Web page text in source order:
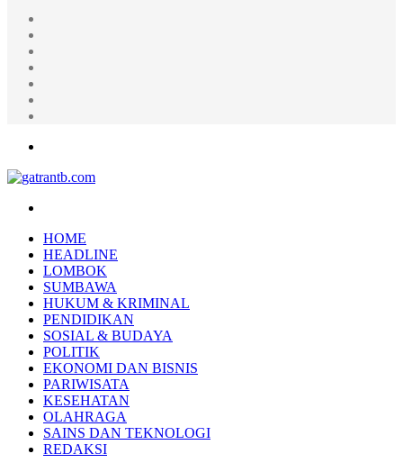
HOME
HEADLINE
LOMBOK
SUMBAWA
HUKUM & KRIMINAL
PENDIDIKAN
SOSIAL & BUDAYA
POLITIK
EKONOMI DAN BISNIS
PARIWISATA
KESEHATAN
OLAHRAGA
SAINS DAN TEKNOLOGI
REDAKSI